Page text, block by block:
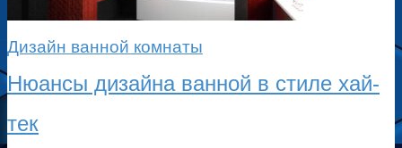
Дизайн ванной комнаты
Нюансы дизайна ванной в стиле хай-
тек